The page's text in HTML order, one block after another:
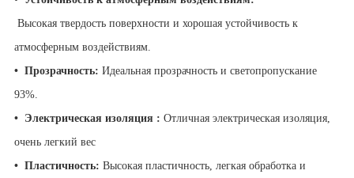
Высокая твердость поверхности и хорошая устойчивость к
атмосферным воздействиям.
• Прозрачность: Идеальная прозрачность и светопропускание
93%.
•
Электрическая изоляция : Отличная электрическая изоляция,
очень легкий вес
• Пластичность: Высокая пластичность, легкая обработка и